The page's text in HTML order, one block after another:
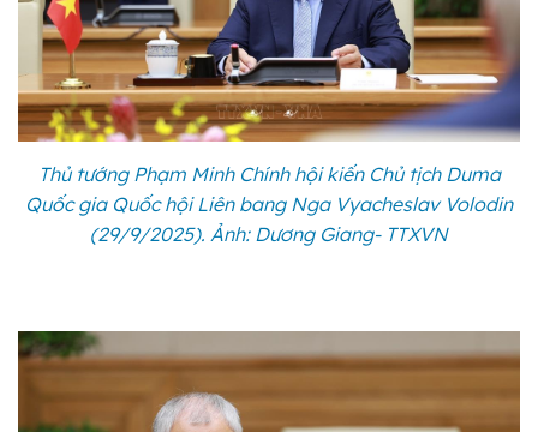
Thủ tướng Phạm Minh Chính hội kiến Chủ tịch Duma
Quốc gia Quốc hội Liên bang Nga Vyacheslav Volodin
(29/9/2025). Ảnh: Dương Giang- TTXVN